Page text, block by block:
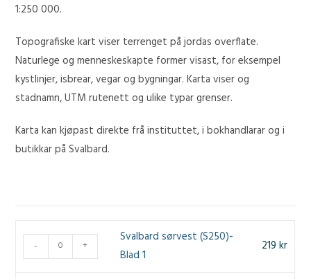
1:250 000.
Topografiske kart viser terrenget på jordas overflate.
Naturlege og menneskeskapte former visast, for eksempel
kystlinjer, isbrear, vegar og bygningar. Karta viser og
stadnamn, UTM rutenett og ulike typar grenser.
Karta kan kjøpast direkte frå instituttet, i bokhandlarar og i
butikkar på Svalbard.
sørvest
- +
Svalbard sørvest (S250)-
Blad 1
219kr